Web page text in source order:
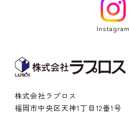
Instagram
株式会社ラプロス
福岡市中央区天神1丁目12番1号